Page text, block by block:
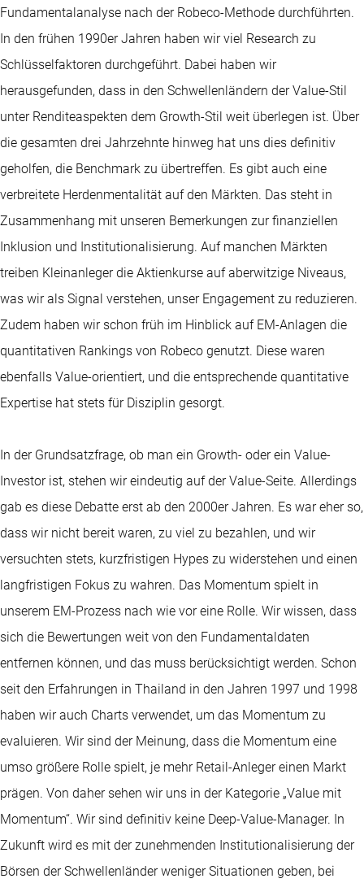
Fundamentalanalyse nach der Robeco-Methode durchführten.
In den frühen 1990er Jahren haben wir viel Research zu
Schlüsselfaktoren durchgeführt. Dabei haben wir
herausgefunden, dass in den Schwellenländern der Value-Stil
unter Renditeaspekten dem Growth-Stil weit überlegen ist. Über
die gesamten drei Jahrzehnte hinweg hat uns dies definitiv
geholfen, die Benchmark zu übertreffen. Es gibt auch eine
verbreitete Herdenmentalität auf den Märkten. Das steht in
Zusammenhang mit unseren Bemerkungen zur finanziellen
Inklusion und Institutionalisierung. Auf manchen Märkten
treiben Kleinanleger die Aktienkurse auf aberwitzige Niveaus,
was wir als Signal verstehen, unser Engagement zu reduzieren.
Zudem haben wir schon früh im Hinblick auf EM-Anlagen die
quantitativen Rankings von Robeco genutzt. Diese waren
ebenfalls Value-orientiert, und die entsprechende quantitative
Expertise hat stets für Disziplin gesorgt.
In der Grundsatzfrage, ob man ein Growth- oder ein Value-
Investor ist, stehen wir eindeutig auf der Value-Seite. Allerdings
gab es diese Debatte erst ab den 2000er Jahren. Es war eher so,
dass wir nicht bereit waren, zu viel zu bezahlen, und wir
versuchten stets, kurzfristigen Hypes zu widerstehen und einen
langfristigen Fokus zu wahren. Das Momentum spielt in
unserem EM-Prozess nach wie vor eine Rolle. Wir wissen, dass
sich die Bewertungen weit von den Fundamentaldaten
entfernen können, und das muss berücksichtigt werden. Schon
seit den Erfahrungen in Thailand in den Jahren 1997 und 1998
haben wir auch Charts verwendet, um das Momentum zu
evaluieren. Wir sind der Meinung, dass die Momentum eine
umso größere Rolle spielt, je mehr Retail-Anleger einen Markt
prägen. Von daher sehen wir uns in der Kategorie „Value mit
Momentum“. Wir sind definitiv keine Deep-Value-Manager. In
Zukunft wird es mit der zunehmenden Institutionalisierung der
Börsen der Schwellenländer weniger Situationen geben, bei